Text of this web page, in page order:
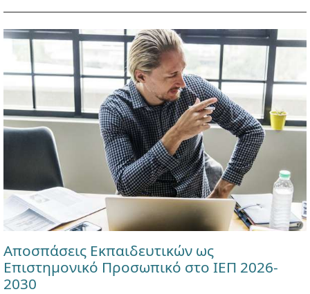
Αποσπάσεις Εκπαιδευτικών ως
Επιστημονικό Προσωπικό στο ΙΕΠ 2026-
2030